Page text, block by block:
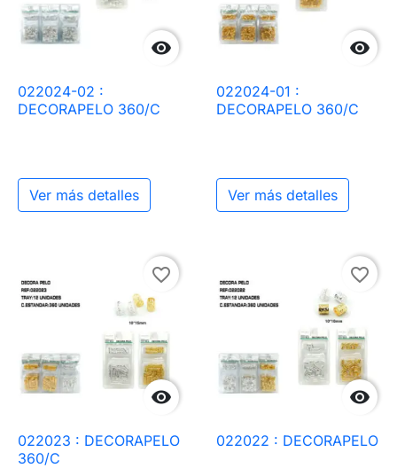

022024-02 :
DECORAPELO 360/C
Ver más detalles

022024-01 :
DECORAPELO 360/C
Ver más detalles

favorite_border
022023 : DECORAPELO
360/C

favorite_border
022022 : DECORAPELO